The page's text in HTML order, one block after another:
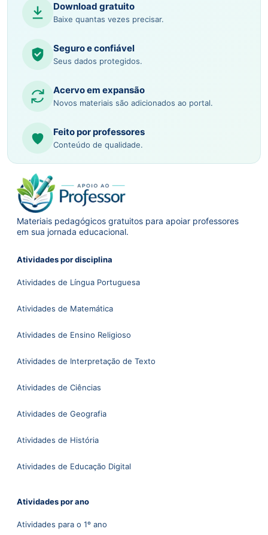
Download gratuito
Baixe quantas vezes precisar.
Seguro e confiável
Seus dados protegidos.
Acervo em expansão
Novos materiais são adicionados ao portal.
Feito por professores
Conteúdo de qualidade.
Materiais pedagógicos gratuitos para apoiar professores
em sua jornada educacional.
Atividades por disciplina
Atividades de Língua Portuguesa
Atividades de Matemática
Atividades de Ensino Religioso
Atividades de Interpretação de Texto
Atividades de Ciências
Atividades de Geografia
Atividades de História
Atividades de Educação Digital
Atividades por ano
Atividades para o 1º ano